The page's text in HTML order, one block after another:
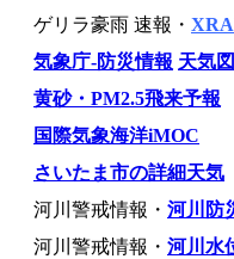
ゲリラ豪雨 速報・
気象庁-防災情報 天気
黄砂・PM2.5飛来予報
国際気象海洋iMOC
さいたま市の詳細天気
河川警戒情報・ 河川防
河川警戒情報・ 河川水